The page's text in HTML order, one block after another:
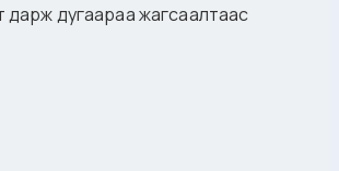
дарж дугаараа жагсаалтаас